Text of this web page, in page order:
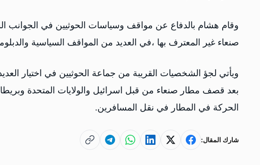
وقام هشام بالدفاع عن مواقف وسياسات الحوثيين في الجوانب
صنعاء غير المعترف بها ،في العديد من المواقف السياسية
ويأتي لجؤ الشخصيات القريبة من جماعة الحوثيين في اختيار
بعد قصف مطار صنعاء من قبل اسرائيل والولايات المتحدة
الحركة في المطار في نقل المسافرين.
شارك المقال: